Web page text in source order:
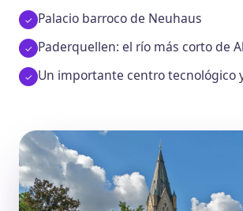
Palacio barroco de Neuhaus
Paderquellen: el río más corto de
Un importante centro tecnológico